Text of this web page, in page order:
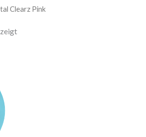
Clearz Pink